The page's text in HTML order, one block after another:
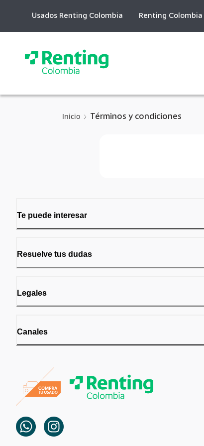
Content
Usados Renting Colombia Renting Colombia
Inicio Términos y condiciones
Te puede interesar
Resuelve tus dudas
Legales
Canales